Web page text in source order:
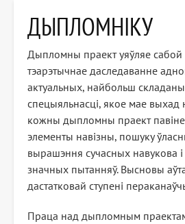
ДЫПЛОМНІКУ
Дыпломны праект уяўляе сабой
тэарэтычнае даследаванне
актуальных, найбольш
спецыяльнасці, якое мае выхад
кожны дыпломны праект
элементы навізны, пошуку
вырашэння сучасных навукова
значных пытанняў. Высновы
дастатковай ступені
Праца над дыпломным